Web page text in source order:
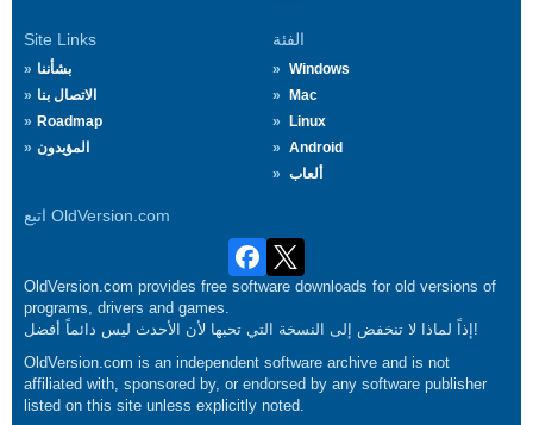
Site Links
بشأننا
الاتصال بنا
Roadmap
المؤيدون
الفئة
Windows
Mac
Linux
Android
ألعاب
اتبع OldVersion.com
OldVersion.com provides free software downloads for old versions of
programs, drivers and games.
إذاً لماذا لا تنخفض إلى النسخة التي تحبها لأن الأحدث ليس دائماً أفضل!
OldVersion.com is an independent software archive and is not
affiliated with, sponsored by, or endorsed by any software publisher
listed on this site unless explicitly noted.